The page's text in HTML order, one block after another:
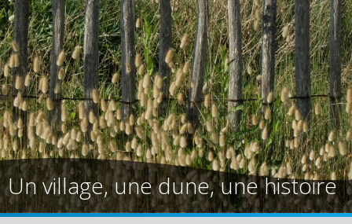
Un village, une dune, une histoire